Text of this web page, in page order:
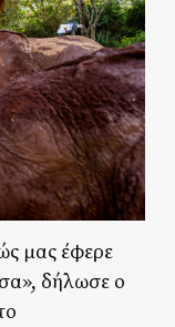
μας έφερε
δήλωσε ο